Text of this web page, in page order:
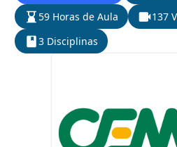
59 Horas de Aula
137
3 Disciplinas